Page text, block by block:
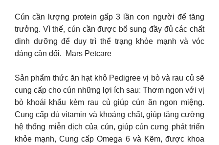
Cún cần lượng protein gấp 3 lần con người để tăng
trưởng. Vì thế, cún cần được bổ sung đầy đủ các chất
dinh dưỡng để duy trì thể trạng khỏe mạnh và vóc
dáng cân đối. Mars Petcare
Sản phẩm thức ăn hạt khô Pedigree vị bò và rau củ sẽ
cung cấp cho cún những lợi ích sau: Thơm ngon với vị
bò khoái khẩu kèm rau củ giúp cún ăn ngon miệng.
Cung cấp đủ vitamin và khoáng chất, giúp tăng cường
hệ thống miễn dịch của cún, giúp cún cưng phát triển
khỏe mạnh, Cung cấp Omega 6 và Kẽm, được khoa